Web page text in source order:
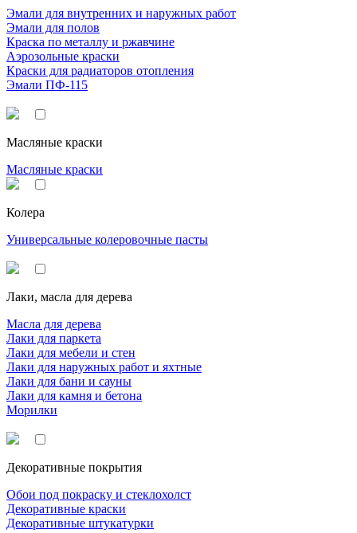
Эмали для внутренних и наружных работ
Эмали для полов
Краска по металлу и ржавчине
Аэрозольные краски
Краски для радиаторов отопления
Эмали ПФ-115
Масляные краски
Масляные краски
Колера
Универсальные колеровочные пасты
Лаки, масла для дерева
Масла для дерева
Лаки для паркета
Лаки для мебели и стен
Лаки для наружных работ и яхтные
Лаки для бани и сауны
Лаки для камня и бетона
Морилки
Декоративные покрытия
Обои под покраску и стеклохолст
Декоративные краски
Декоративные штукатурки